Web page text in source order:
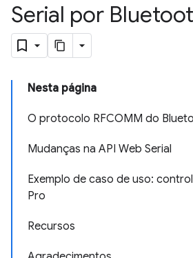
Serial por
Nesta página
O protocolo RFCOMM do
Mudanças na API Web Serial
Exemplo de caso de uso:
Pro
Recursos